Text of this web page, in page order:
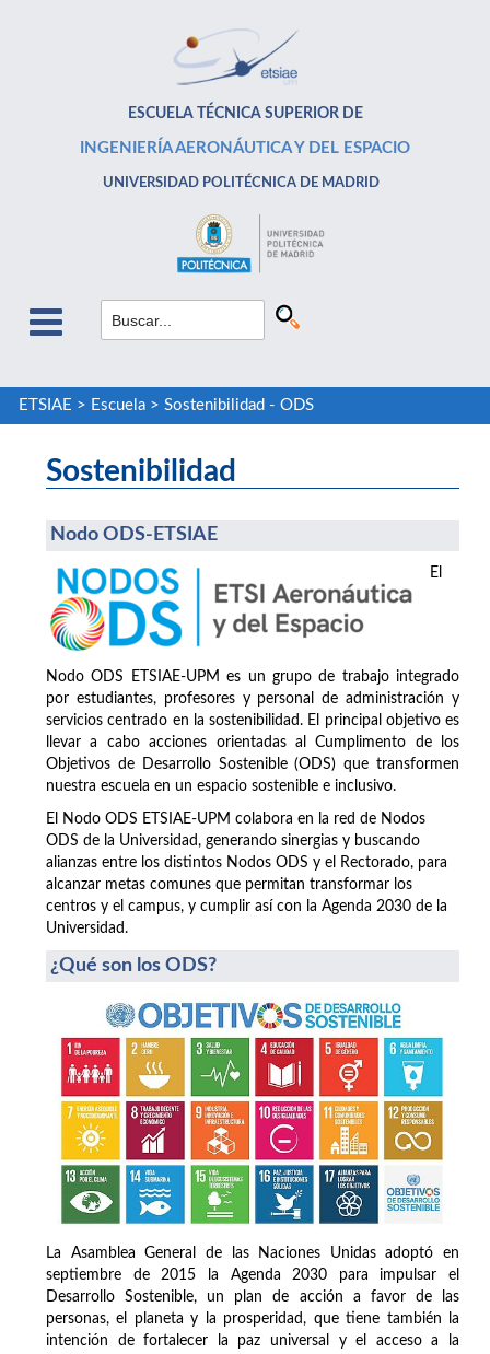
ESCUELA TÉCNICA SUPERIOR DE
INGENIERÍA AERONÁUTICA Y DEL ESPACIO
UNIVERSIDAD POLITÉCNICA DE MADRID
ETSIAE > Escuela> Sostenibilidad - ODS
Sostenibilidad
Nodo ODS-ETSIAE
El
Nodo ODS ETSIAE-UPM es un grupo de trabajo integrado
por estudiantes, profesores y personal de administración y
servicios centrado en la sostenibilidad. El principal objetivo es
llevar a cabo acciones orientadas al Cumplimento de los
Objetivos de Desarrollo Sostenible (ODS) que transformen
nuestra escuela en un espacio sostenible e inclusivo.
El Nodo ODS ETSIAE-UPM colabora en la red de Nodos
ODS de la Universidad, generando sinergias y buscando
alianzas entre los distintos Nodos ODS y el Rectorado, para
alcanzar metas comunes que permitan transformar los
centros y el campus, y cumplir así con la Agenda 2030 de la
Universidad.
¿Qué son los ODS?
La Asamblea General de las Naciones Unidas adoptó en
septiembre de 2015 la Agenda 2030 para impulsar el
Desarrollo Sostenible, un plan de acción a favor de las
personas, el planeta y la prosperidad, que tiene también la
intención de fortalecer la paz universal y el acceso a la